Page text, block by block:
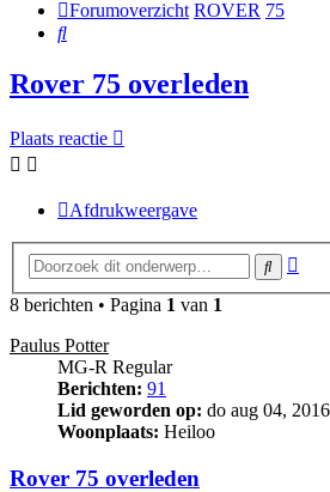
Forumoverzicht ROVER 75
Zoek
Rover 75 overleden
Plaats reactie
Afdrukweergave
Zoek
8 berichten • Pagina 1 van 1
Paulus Potter
MG-R Regular
Berichten: 91
Lid geworden op: do aug 04,
Woonplaats: Heiloo
Rover 75 overleden